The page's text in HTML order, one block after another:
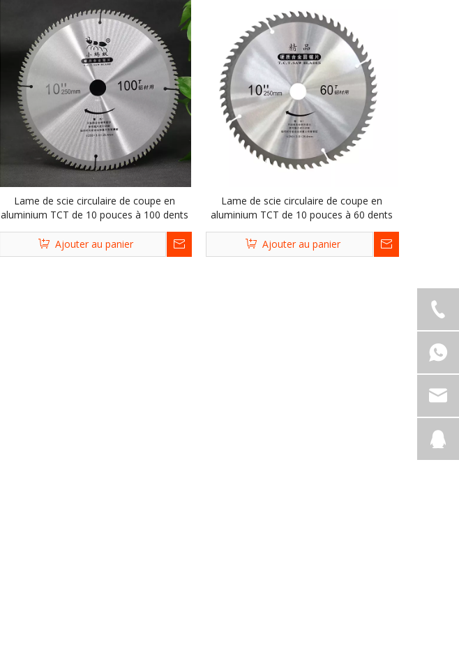
Lame de scie circulaire de coupe en
aluminium TCT de 10 pouces à 100 dents
Ajouter au panier
Lame de scie circulaire de coupe en
aluminium TCT de 10 pouces à 60 dents
Ajouter au panier